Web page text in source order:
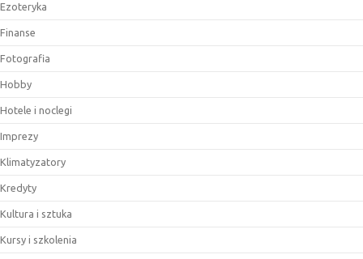
Ezoteryka
Finanse
Fotografia
Hobby
Hotele i noclegi
Imprezy
Klimatyzatory
Kredyty
Kultura i sztuka
Kursy i szkolenia